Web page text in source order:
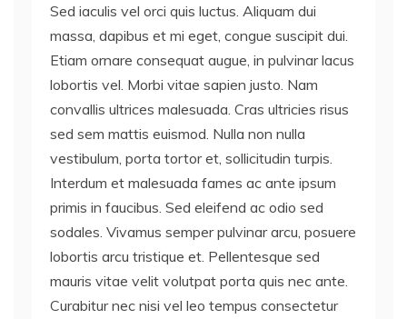
Sed iaculis vel orci quis luctus. Aliquam dui
massa, dapibus et mi eget, congue suscipit dui.
Etiam ornare consequat augue, in pulvinar lacus
lobortis vel. Morbi vitae sapien justo. Nam
convallis ultrices malesuada. Cras ultricies risus
sed sem mattis euismod. Nulla non nulla
vestibulum, porta tortor et, sollicitudin turpis.
Interdum et malesuada fames ac ante ipsum
primis in faucibus. Sed eleifend ac odio sed
sodales. Vivamus semper pulvinar arcu, posuere
lobortis arcu tristique et. Pellentesque sed
mauris vitae velit volutpat porta quis nec ante.
Curabitur nec nisi vel leo tempus consectetur